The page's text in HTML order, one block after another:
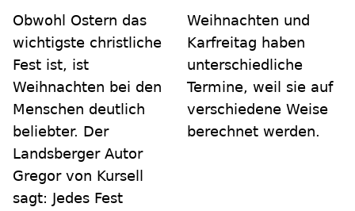
Obwohl Ostern das
wichtigste christliche
Fest ist, ist
Weihnachten bei den
Menschen deutlich
beliebter. Der
Landsberger Autor
Gregor von Kursell
sagt: Jedes Fest
Weihnachten und
Karfreitag haben
unterschiedliche
Termine, weil sie auf
verschiedene Weise
berechnet werden.